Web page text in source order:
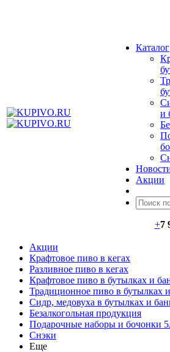
Каталог
и
Акции
+7
Акции
Крафтовое пиво в кегах
Разливное пиво в кегах
Крафтовое пиво в бутылках и
Традиционное пиво в бутылках
Сидр, медовуха в бутылках и
Безалкогольная продукция
Подарочные наборы и бочонки
Снэки
Еще